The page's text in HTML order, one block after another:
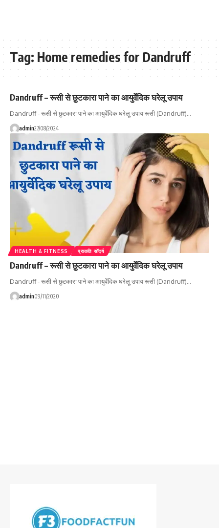
Tag: Home remedies for Dandruff
Dandruff – रूसी से छुटकारा पाने का आयुर्वेदिक घरेलू उपाय
Dandruff - रूसी से छुटकारा पाने का आयुर्वेदिक घरेलू उपाय रूसी (Dandruff)…
admin27/08/2024
HEALTH & FITNESS प्राकति सोंदर्य
Dandruff – रूसी से छुटकारा पाने का आयुर्वेदिक घरेलू उपाय
Dandruff - रूसी से छुटकारा पाने का आयुर्वेदिक घरेलू उपाय रूसी (Dandruff)…
admin09/11/2020